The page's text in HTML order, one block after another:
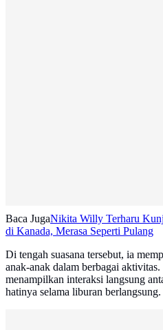
Baca JugaNikita Willy Terharu
di Kanada, Merasa Seperti Pulang
Di tengah suasana tersebut, ia
anak-anak dalam berbagai
menampilkan interaksi langsung
hatinya selama liburan berlangsung.